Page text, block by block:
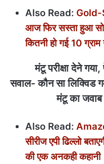
Also Read: Gold-
आज फिर सस्ता हुआ
कितनी हो गई 10
मंटू परीक्षा देने
सवाल- कौन सा लिक्विड
मंटू का
Also Read:
सीरीज एपी ढिल्लो
की एक अनकही कहानी